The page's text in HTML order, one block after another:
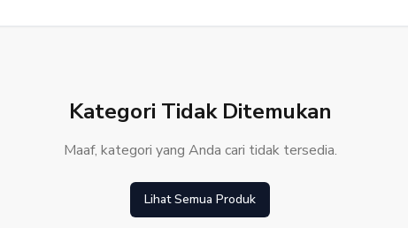
Kategori Tidak Ditemukan
Maaf, kategori yang Anda cari tidak tersedia.
Lihat Semua Produk